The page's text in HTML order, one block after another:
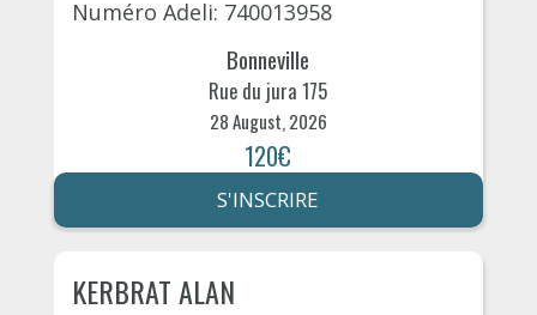
Numéro Adeli: 740013958
Bonneville
Rue du jura 175
28 August, 2026
120€
S'INSCRIRE
KERBRAT ALAN